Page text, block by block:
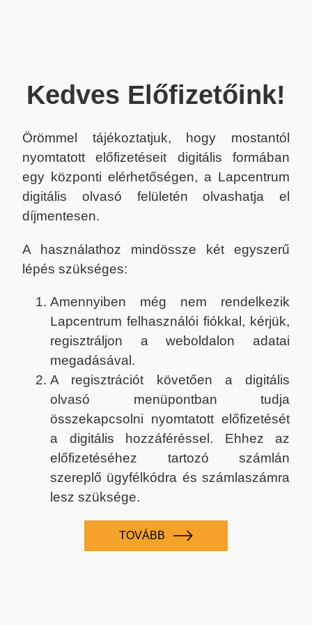
Kedves Előfizetőink!
Örömmel tájékoztatjuk, hogy mostantól
nyomtatott előfizetéseit digitális formában
egy központi elérhetőségen, a Lapcentrum
digitális olvasó felületén olvashatja el
díjmentesen.
A használathoz mindössze két egyszerű
lépés szükséges:
Amennyiben még nem rendelkezik
Lapcentrum felhasználói fiókkal, kérjük,
regisztráljon a weboldalon adatai
megadásával.
A regisztrációt követően a digitális
olvasó menüpontban tudja
összekapcsolni nyomtatott előfizetését
a digitális hozzáféréssel. Ehhez az
előfizetéséhez tartozó számlán
szereplő ügyfélkódra és számlaszámra
lesz szüksége.
TOVÁBB